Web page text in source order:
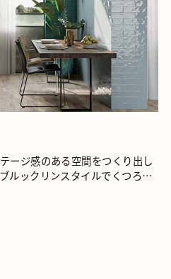
ージ感のある空間をつくり出し
ルックリンスタイルでくつろい
てはいかがでしょう。…